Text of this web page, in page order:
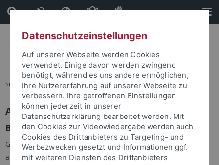
Direkt
zum
Inhalt
Direkt
zur
Fußleiste
Sie sind hier: Startseite
Anmelden
Benutzeranmeldung
Geben Sie Ihren Benutzernamen und Ihr Passwort an um sich
anzumelden:
Datenschutzeinstellungen
Auf unserer Webseite werden Cookies
verwendet. Einige davon werden zwingend
benötigt, während es uns andere ermöglichen,
Ihre Nutzererfahrung auf unserer Webseite zu
verbessern. Ihre getroffenen Einstellungen
können jederzeit in unserer
Datenschutzerklärung bearbeitet werden. Mit
den Cookies zur Videowiedergabe werden auch
Cookies des Drittanbieters zu Targeting- und
Werbezwecken gesetzt und Informationen ggf.
mit weiteren Diensten des Drittanbieters